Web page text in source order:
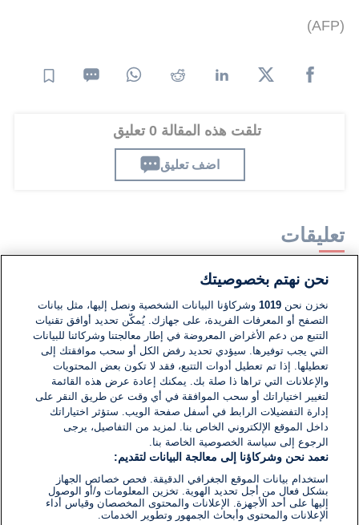
(AFP)
تلقت هذه المقالة 0 تعليق
اضف تعليق
تعليقات
لا توجد تعليقات مكتوبة حتى الآن. كن الأول!
اكتب تعليقًا جديدًا ...
نحن نهتم بخصوصيتك
نخزن نحن1019 وشركاؤنا البيانات الشخصية ونصل إليها، مثل بيانات
التصفح أو المعرفات الفريدة، على جهازك. يُمكّن تحديد أوافق تقنيات
التتبع من دعم الأغراض المعروضة في إطار معالجتنا وشركائنا للبيانات
التي يجب توفيرها. سيؤدي تحديد رفض الكل أو سحب موافقتك إلى
تعطيلها. إذا تم تعطيل أدوات التتبع، فقد لا تكون بعض المحتويات
والإعلانات التي تراها ذا صلة بك. يمكنك إعادة عرض هذه القائمة
لتغيير اختياراتك أو سحب الموافقة في أي وقت عن طريق النقر على
إدارة التفضيلات الرابط في أسفل صفحة الويب. ستؤثر اختياراتك
داخل الموقع الإلكتروني الخاص بنا. لمزيد من التفاصيل، يرجى
الرجوع إلى سياسة الخصوصية الخاصة بنا.
نعمد نحن وشركاؤنا إلى معالجة البيانات لتقديم:
استخدام بيانات الموقع الجغرافي الدقيقة. فحص خصائص الجهاز
بشكل فعال من أجل تحديد الهوية. تخزين المعلومات و/أو الوصول
إليها على أحد الأجهزة. الإعلانات والمحتوى المخصصان وقياس أداء
الإعلانات والمحتوى وأبحاث الجمهور وتطوير الخدمات.